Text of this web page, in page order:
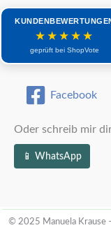
★★★★★
geprüft bei ShopVote
Facebook
Oder schreib mir
📱 WhatsApp
© 2025 Manuela Krause